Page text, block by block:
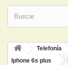
Telefonía
Iphone 6s plus